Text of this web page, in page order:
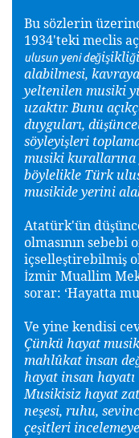
Bu sözlerin
1934'teki meclis
ulusun yeni değişikliğ
alabilmesi,
yeltenilen musiki
uzaktır. Bunu
duyguları, düş
söyleyişleri
musiki kurallarına
böylelikle Türk
musikide yerini
Atatürk'ün düş
olmasının sebebi
içselleştirebilmiş
İzmir Muallim
sorar: ‘Hayatta
Ve yine kendisi
Çünkü hayat
mahlûkat insan de
hayat insan
Musikisiz hayat
neşesi, ruhu,
çeşitleri incelemeye